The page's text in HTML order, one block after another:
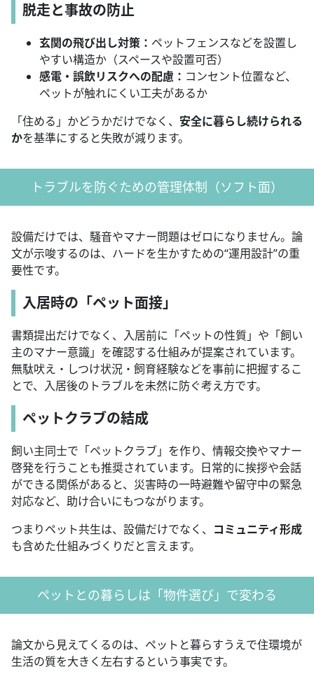
脱走と事故の防止
玄関の飛び出し対策： ペットフェンスなどを設置し
やすい構造か（スペースや設置可否）
感電・誤飲リスクへの配慮： コンセント位置など、
ペットが触れにくい工夫があるか
「住める」かどうかだけでなく、 安全に暮らし続けられる
かを基準にすると失敗が減ります。
トラブルを防ぐための管理体制（ソフト面）
設備だけでは、騒音やマナー問題はゼロになりません。論
文が示唆するのは、ハードを生かすための“運用設計”の重
要性です。
入居時の「ペット面接」
書類提出だけでなく、入居前に「ペットの性質」や「飼い
主のマナー意識」を確認する仕組みが提案されています。
無駄吠え・しつけ状況・飼育経験などを事前に把握するこ
とで、入居後のトラブルを未然に防ぐ考え方です。
ペットクラブの結成
飼い主同士で「ペットクラブ」を作り、情報交換やマナー
啓発を行うことも推奨されています。日常的に挨拶や会話
ができる関係があると、災害時の一時避難や留守中の緊急
対応など、助け合いにもつながります。
つまりペット共生は、設備だけでなく、 コミュニティ形成
も含めた仕組みづくりだと言えます。
ペットとの暮らしは「物件選び」で変わる
論文から見えてくるのは、ペットと暮らすうえで住環境が
生活の質を大きく左右するという事実です。